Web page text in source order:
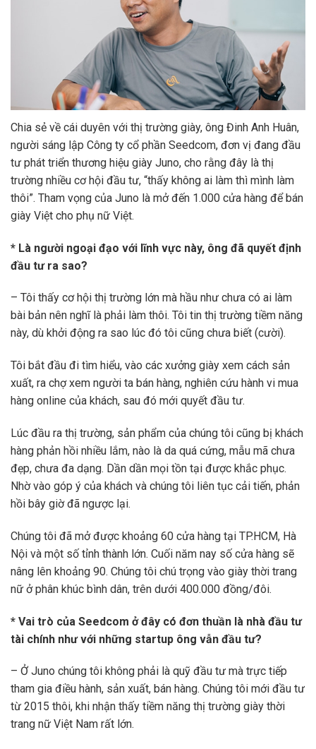
Chia sẻ về cái duyên với thị trường giày, ông Đinh Anh Huân,
người sáng lập Công ty cổ phần Seedcom, đơn vị đang đầu
tư phát triển thương hiệu giày Juno, cho rằng đây là thị
trường nhiều cơ hội đầu tư, “thấy không ai làm thì mình làm
thôi”. Tham vọng của Juno là mở đến 1.000 cửa hàng để bán
giày Việt cho phụ nữ Việt.
* Là người ngoại đạo với lĩnh vực này, ông đã quyết định
đầu tư ra sao?
– Tôi thấy cơ hội thị trường lớn mà hầu như chưa có ai làm
bài bản nên nghĩ là phải làm thôi. Tôi tin thị trường tiềm năng
này, dù khởi động ra sao lúc đó tôi cũng chưa biết (cười).
Tôi bắt đầu đi tìm hiểu, vào các xưởng giày xem cách sản
xuất, ra chợ xem người ta bán hàng, nghiên cứu hành vi mua
hàng online của khách, sau đó mới quyết đầu tư.
Lúc đầu ra thị trường, sản phẩm của chúng tôi cũng bị khách
hàng phản hồi nhiều lắm, nào là da quá cứng, mẫu mã chưa
đẹp, chưa đa dạng. Dần dần mọi tồn tại được khắc phục.
Nhờ vào góp ý của khách và chúng tôi liên tục cải tiến, phản
hồi bây giờ đã ngược lại.
Chúng tôi đã mở được khoảng 60 cửa hàng tại TP.HCM, Hà
Nội và một số tỉnh thành lớn. Cuối năm nay số cửa hàng sẽ
nâng lên khoảng 90. Chúng tôi chú trọng vào giày thời trang
nữ ở phân khúc bình dân, trên dưới 400.000 đồng/đôi.
* Vai trò của Seedcom ở đây có đơn thuần là nhà đầu tư
tài chính như với những startup ông vẫn đầu tư?
– Ở Juno chúng tôi không phải là quỹ đầu tư mà trực tiếp
tham gia điều hành, sản xuất, bán hàng. Chúng tôi mới đầu tư
từ 2015 thôi, khi nhận thấy tiềm năng thị trường giày thời
trang nữ Việt Nam rất lớn.